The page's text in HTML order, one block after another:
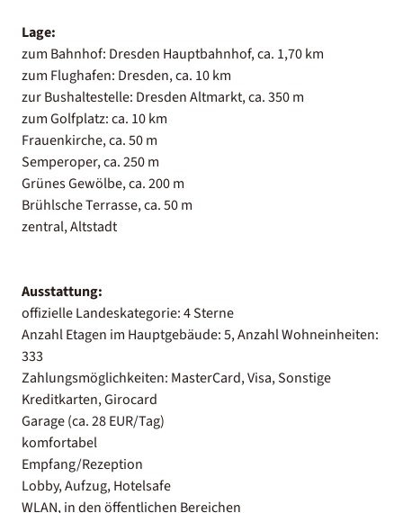
Lage:
zum Bahnhof: Dresden Hauptbahnhof, ca. 1,70 km
zum Flughafen: Dresden, ca. 10 km
zur Bushaltestelle: Dresden Altmarkt, ca. 350 m
zum Golfplatz: ca. 10 km
Frauenkirche, ca. 50 m
Semperoper, ca. 250 m
Grünes Gewölbe, ca. 200 m
Brühlsche Terrasse, ca. 50 m
zentral, Altstadt
Ausstattung:
offizielle Landeskategorie: 4 Sterne
Anzahl Etagen im Hauptgebäude: 5, Anzahl Wohneinheiten:
333
Zahlungsmöglichkeiten: MasterCard, Visa, Sonstige
Kreditkarten, Girocard
Garage (ca. 28 EUR/Tag)
komfortabel
Empfang/Rezeption
Lobby, Aufzug, Hotelsafe
WLAN, in den öffentlichen Bereichen